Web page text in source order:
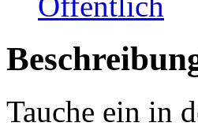
Tauche ein in